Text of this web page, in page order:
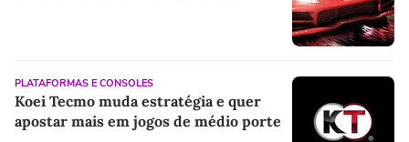
PLATAFORMAS E CONSOLES
Koei Tecmo muda estratégia e quer
apostar mais em jogos de médio porte